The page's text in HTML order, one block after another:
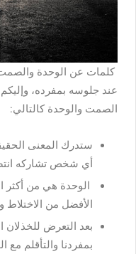
كلمات عن الوحدة
عند جلوسه بمفرده،
الصمت والوحدة كالتالي:
ستدرك المعنى
أي شخص تشاركه
الوحدة هي من أكثر
الأفضل من الاختلاط
بعد التعرض للخذلان
بمفردنا والتأقلم مع